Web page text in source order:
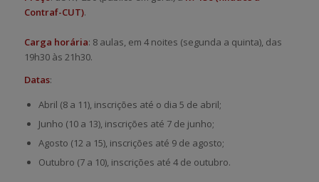
Contraf-CUT).
Carga horária: 8 aulas, em 4 noites (segunda a quinta), das
19h30 às 21h30.
Datas:
Abril (8 a 11), inscrições até o dia 5 de abril;
Junho (10 a 13), inscrições até 7 de junho;
Agosto (12 a 15), inscrições até 9 de agosto;
Outubro (7 a 10), inscrições até 4 de outubro.